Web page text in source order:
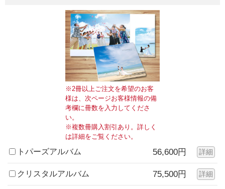
※2冊以上ご注文を希望のお客
様は、次ページお客様情報の備
考欄に冊数を入力してくださ
い。
※複数冊購入割引あり。詳しく
は詳細をご覧ください。
トパーズアルバム 56,600円 詳細
クリスタルアルバム 75,500円 詳細